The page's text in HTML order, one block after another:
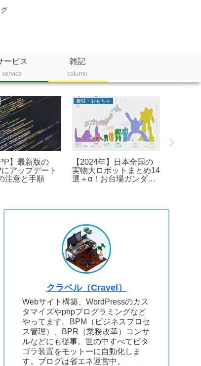
ービス
service
雑記
column
Power Automate Desktop
リストの件数
トする方法（プ
モバイル・スマホ
【コピペでOK】ChMate
のNGワードで使える正
規表現【Android】
クラベル（Cravel）
Webサイト構築、WordPressのカス
タマイズやphpプログラミングなど
やってます。BPM（ビジネスプロセ
ス管理）、BPR（業務改革）コンサ
ルなどにも従事。世の中すべてピタ
ゴラ装置をモットーに自動化しま
す。ブログは省エネ運営中。